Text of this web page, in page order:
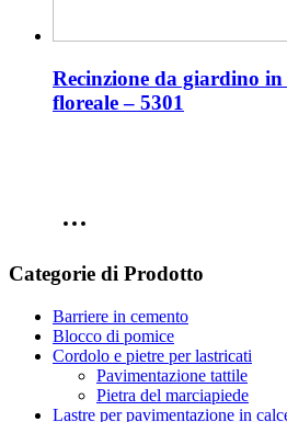
Recinzione da giardino
floreale – 5301
Categorie di Prodotto
Barriere in cemento
Blocco di pomice
Cordolo e pietre per lastricati
Pavimentazione tattile
Pietra del marciapiede
Lastre per pavimentazione in